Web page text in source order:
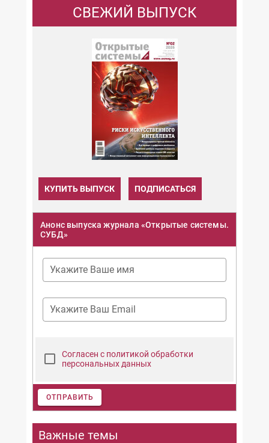
СВЕЖИЙ ВЫПУСК
КУПИТЬ ВЫПУСК ПОДПИСАТЬСЯ
Анонс выпуска журнала «Открытые системы.
СУБД»
Укажите Ваше имя
Укажите Ваш Email
Согласен с политикой обработки
персональных данных
ОТПРАВИТЬ
Важные темы